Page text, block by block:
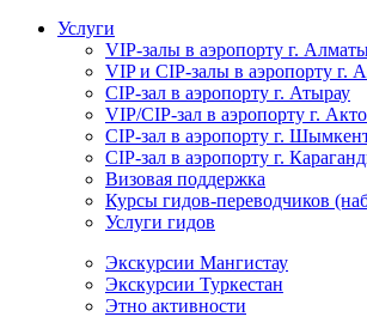
Услуги
VIP-залы в аэропорту г.
VIP и CIP-залы в аэропорту г.
CIP-зал в аэропорту г. Атырау
VIP/CIP-зал в аэропорту г.
CIP-зал в аэропорту г.
CIP-зал в аэропорту г.
Визовая поддержка
Курсы гидов-переводчиков
Услуги гидов
Экскурсии Мангистау
Экскурсии Туркестан
Этно активности